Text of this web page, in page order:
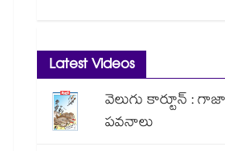
Latest Videos
వెలుగు కార్టూన్ :
పవనాలు